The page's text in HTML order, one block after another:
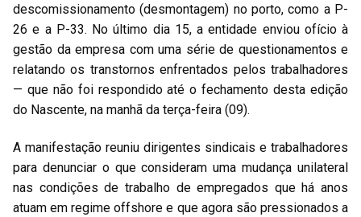
descomissionamento (desmontagem) no porto, como a P-
26 e a P-33. No último dia 15, a entidade enviou ofício à
gestão da empresa com uma série de questionamentos e
relatando os transtornos enfrentados pelos trabalhadores
— que não foi respondido até o fechamento desta edição
do Nascente, na manhã da terça-feira (09).
A manifestação reuniu dirigentes sindicais e trabalhadores
para denunciar o que consideram uma mudança unilateral
nas condições de trabalho de empregados que há anos
atuam em regime offshore e que agora são pressionados a